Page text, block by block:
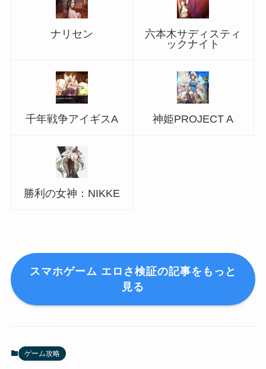
ナリセン
六本木サディスティ
ックナイト
千年戦争アイギスA 神姫PROJECT A
勝利の女神：NIKKE
スマホゲーム エロさ検証の記事をもっと
見る
ゲーム攻略